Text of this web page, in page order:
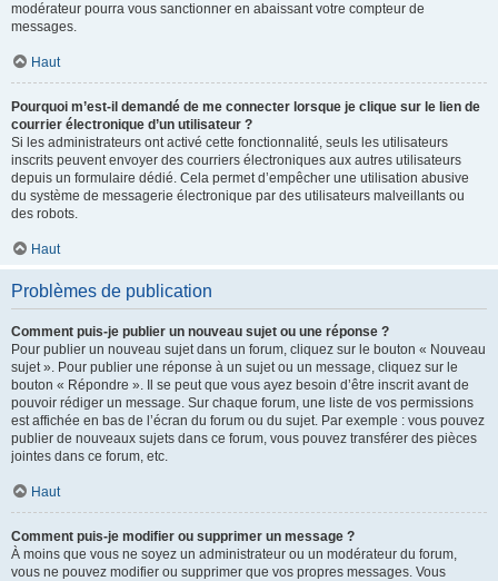
modérateur pourra vous sanctionner en abaissant votre compteur de
messages.
Haut
Pourquoi m’est-il demandé de me connecter lorsque je clique sur le lien de
courrier électronique d’un utilisateur ?
Si les administrateurs ont activé cette fonctionnalité, seuls les utilisateurs
inscrits peuvent envoyer des courriers électroniques aux autres utilisateurs
depuis un formulaire dédié. Cela permet d’empêcher une utilisation abusive
du système de messagerie électronique par des utilisateurs malveillants ou
des robots.
Haut
Problèmes de publication
Comment puis-je publier un nouveau sujet ou une réponse ?
Pour publier un nouveau sujet dans un forum, cliquez sur le bouton « Nouveau
sujet ». Pour publier une réponse à un sujet ou un message, cliquez sur le
bouton « Répondre ». Il se peut que vous ayez besoin d’être inscrit avant de
pouvoir rédiger un message. Sur chaque forum, une liste de vos permissions
est affichée en bas de l’écran du forum ou du sujet. Par exemple : vous pouvez
publier de nouveaux sujets dans ce forum, vous pouvez transférer des pièces
jointes dans ce forum, etc.
Haut
Comment puis-je modifier ou supprimer un message ?
À moins que vous ne soyez un administrateur ou un modérateur du forum,
vous ne pouvez modifier ou supprimer que vos propres messages. Vous